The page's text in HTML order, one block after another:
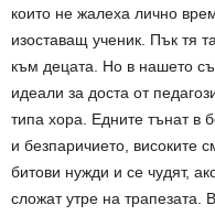
които не жалеха лично
изоставащ ученик. Пък тя
към децата. Но в нашето
идеали за доста от
типа хора. Едните тънат в
и безпаричието, високите
битови нужди и се чудят,
сложат утре на трапезата.